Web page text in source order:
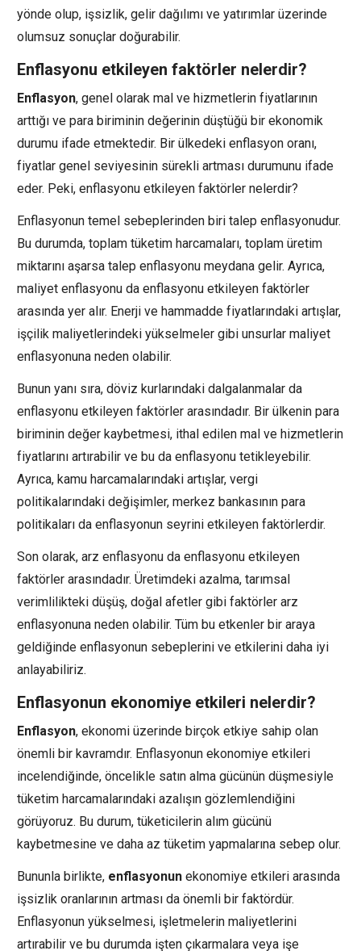
yönde olup, işsizlik, gelir dağılımı ve yatırımlar üzerinde
olumsuz sonuçlar doğurabilir.
Enflasyonu etkileyen faktörler nelerdir?
Enflasyon, genel olarak mal ve hizmetlerin fiyatlarının
arttığı ve para biriminin değerinin düştüğü bir ekonomik
durumu ifade etmektedir. Bir ülkedeki enflasyon oranı,
fiyatlar genel seviyesinin sürekli artması durumunu ifade
eder. Peki, enflasyonu etkileyen faktörler nelerdir?
Enflasyonun temel sebeplerinden biri talep enflasyonudur.
Bu durumda, toplam tüketim harcamaları, toplam üretim
miktarını aşarsa talep enflasyonu meydana gelir. Ayrıca,
maliyet enflasyonu da enflasyonu etkileyen faktörler
arasında yer alır. Enerji ve hammadde fiyatlarındaki artışlar,
işçilik maliyetlerindeki yükselmeler gibi unsurlar maliyet
enflasyonuna neden olabilir.
Bunun yanı sıra, döviz kurlarındaki dalgalanmalar da
enflasyonu etkileyen faktörler arasındadır. Bir ülkenin para
biriminin değer kaybetmesi, ithal edilen mal ve hizmetlerin
fiyatlarını artırabilir ve bu da enflasyonu tetikleyebilir.
Ayrıca, kamu harcamalarındaki artışlar, vergi
politikalarındaki değişimler, merkez bankasının para
politikaları da enflasyonun seyrini etkileyen faktörlerdir.
Son olarak, arz enflasyonu da enflasyonu etkileyen
faktörler arasındadır. Üretimdeki azalma, tarımsal
verimlilikteki düşüş, doğal afetler gibi faktörler arz
enflasyonuna neden olabilir. Tüm bu etkenler bir araya
geldiğinde enflasyonun sebeplerini ve etkilerini daha iyi
anlayabiliriz.
Enflasyonun ekonomiye etkileri nelerdir?
Enflasyon, ekonomi üzerinde birçok etkiye sahip olan
önemli bir kavramdır. Enflasyonun ekonomiye etkileri
incelendiğinde, öncelikle satın alma gücünün düşmesiyle
tüketim harcamalarındaki azalışın gözlemlendiğini
görüyoruz. Bu durum, tüketicilerin alım gücünü
kaybetmesine ve daha az tüketim yapmalarına sebep olur.
Bununla birlikte, enflasyonun ekonomiye etkileri arasında
işsizlik oranlarının artması da önemli bir faktördür.
Enflasyonun yükselmesi, işletmelerin maliyetlerini
artırabilir ve bu durumda işten çıkarmalara veya işe